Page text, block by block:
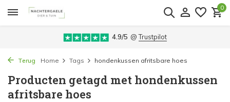
0
4.9/5 @Trustpilot
Terug Home Tags hondenkussen afritsbare hoes
Producten getagd met hondenkussen
afritsbare hoes